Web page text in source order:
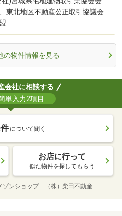
東北地区不動産公正取引協議会
の物件情報を見る
会社に相談する
単入力2項目
について聞く
お店に行って
似た物件を探してもらう
ゾンショップ （株）柴田不動産